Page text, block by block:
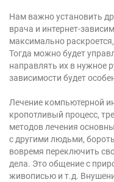
Нам важно установить
врача и интернет-
максимально
Тогда можно будет
направлять их в нужное
зависимости будет
Лечение компьютерной
кропотливый процесс,
методов лечения
с другими людьми,
вовремя переключить
дела. Это общение с
живописью и т.д.